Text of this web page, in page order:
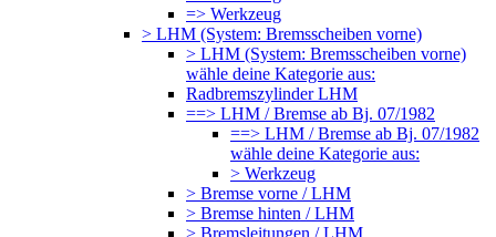
=> Werkzeug
> LHM (System: Bremsscheiben vorne)
> LHM (System: Bremsscheiben vorne)
wähle deine Kategorie aus:
Radbremszylinder LHM
==> LHM / Bremse ab Bj. 07/1982
==> LHM / Bremse ab Bj. 07/1982
wähle deine Kategorie aus:
> Werkzeug
> Bremse vorne / LHM
> Bremse hinten / LHM
> Bremsleitungen / LHM